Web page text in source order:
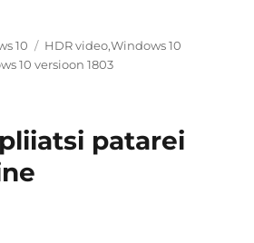
10 Sildid
HDR video,Windows 10
10 versioon 1803
patarei